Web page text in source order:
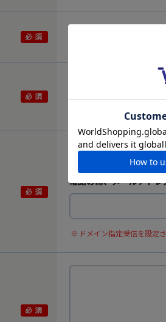
ハイフンなしでご入力く
確認の為、メールアド
ドメイン指定受信を設定